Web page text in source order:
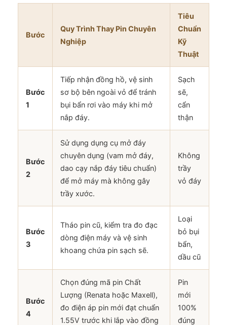
Bước
Quy Trình Thay Pin Chuyên
Nghiệp
Tiêu
Chuẩn
Kỹ
Thuật
Bước
1
Tiếp nhận đồng hồ, vệ sinh
sơ bộ bên ngoài vỏ để tránh
bụi bẩn rơi vào máy khi mở
nắp đáy.
Sạch
sẽ,
cẩn
thận
Bước
2
Sử dụng dụng cụ mở đáy
chuyên dụng (vam mở đáy,
dao cạy nắp đáy tiêu chuẩn)
để mở máy mà không gây
trầy xước.
Không
trầy
vỏ đáy
Bước
3
Tháo pin cũ, kiểm tra đo đạc
dòng điện máy và vệ sinh
khoang chứa pin sạch sẽ.
Loại
bỏ bụi
bẩn,
dầu cũ
Bước
4
Chọn đúng mã pin Chất
Lượng (Renata hoặc Maxell),
đo điện áp pin mới đạt chuẩn
1.55V trước khi lắp vào đồng
Pin
mới
100%
đúng